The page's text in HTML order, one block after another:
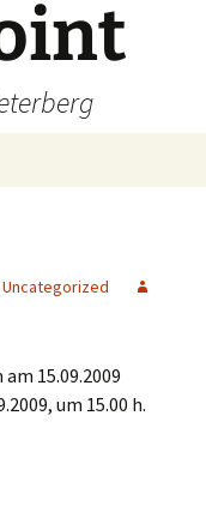
Uncategorized
15.09.2009
um 15.00 h.